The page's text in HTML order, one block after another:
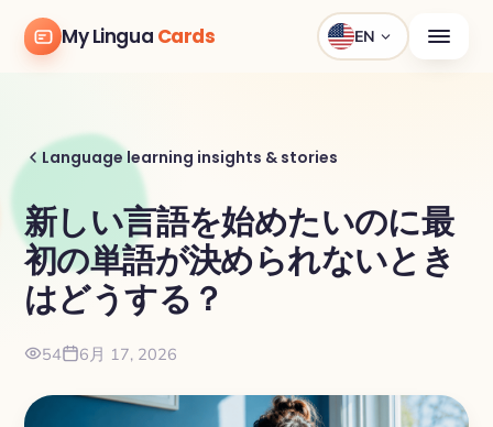
My Lingua Cards EN
Language learning insights & stories
新しい言語を始めたいのに最
初の単語が決められないとき
はどうする？
54 6月 17, 2026